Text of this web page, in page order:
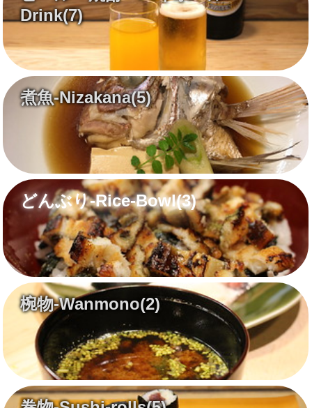
Drink(7)
煮魚-Nizakana(5)
どんぶり-Rice-Bowl(3)
椀物-Wanmono(2)